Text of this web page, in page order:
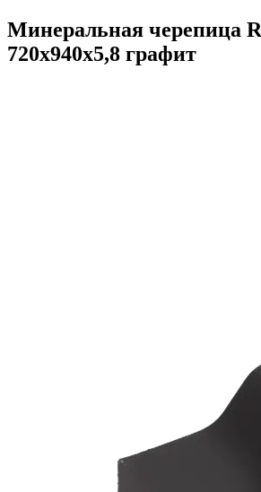
Минеральная черепица
720х940х5,8 графит